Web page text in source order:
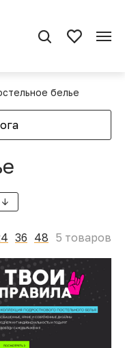
белье
↓
36 48 5 товаров